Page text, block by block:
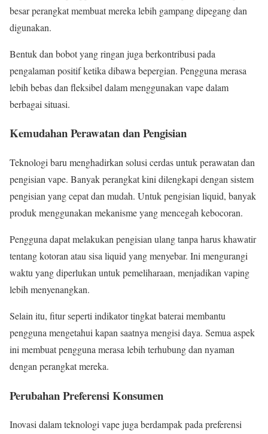
besar perangkat membuat mereka lebih gampang dipegang dan
digunakan.
Bentuk dan bobot yang ringan juga berkontribusi pada
pengalaman positif ketika dibawa bepergian. Pengguna merasa
lebih bebas dan fleksibel dalam menggunakan vape dalam
berbagai situasi.
Kemudahan Perawatan dan Pengisian
Teknologi baru menghadirkan solusi cerdas untuk perawatan dan
pengisian vape. Banyak perangkat kini dilengkapi dengan sistem
pengisian yang cepat dan mudah. Untuk pengisian liquid, banyak
produk menggunakan mekanisme yang mencegah kebocoran.
Pengguna dapat melakukan pengisian ulang tanpa harus khawatir
tentang kotoran atau sisa liquid yang menyebar. Ini mengurangi
waktu yang diperlukan untuk pemeliharaan, menjadikan vaping
lebih menyenangkan.
Selain itu, fitur seperti indikator tingkat baterai membantu
pengguna mengetahui kapan saatnya mengisi daya. Semua aspek
ini membuat pengguna merasa lebih terhubung dan nyaman
dengan perangkat mereka.
Perubahan Preferensi Konsumen
Inovasi dalam teknologi vape juga berdampak pada preferensi